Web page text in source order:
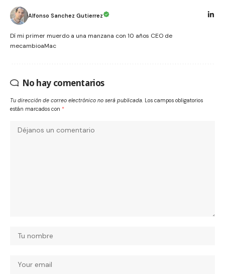
Alfonso Sanchez Gutierrez
Dí mi primer muerdo a una manzana con 10 años CEO de
mecambioaMac
No hay comentarios
Tu dirección de correo electrónico no será publicada. Los campos obligatorios
están marcados con *